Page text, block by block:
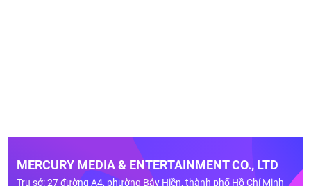
MERCURY MEDIA & ENTERTAINMENT CO., LTD
Trụ sở: 27 đường A4, phường Bảy Hiền, thành phố Hồ Chí Minh